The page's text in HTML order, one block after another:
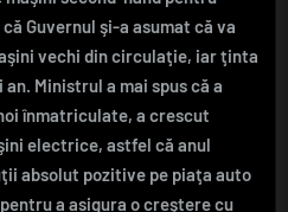
Plus
şi
Rabla
Local
Guvernul şi-a asumat că va
vechi din circulaţie, iar ţinta
Ministrul a mai spus că a
înmatriculate, a crescut
electrice, astfel că anul
absolut pozitive pe piaţa auto
a asigura o creştere cu